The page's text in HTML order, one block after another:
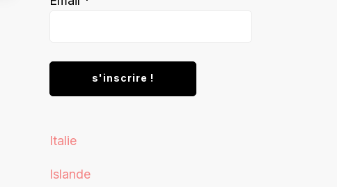
Italie
Islande